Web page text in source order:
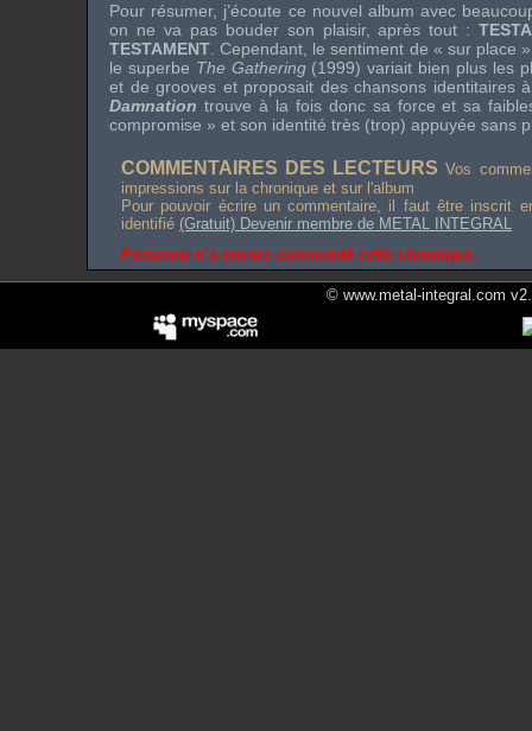
Pour résumer, j’écoute ce nouvel album avec
on ne va pas bouder son plaisir, après tout :
TESTAMENT . Cependant, le sentiment de « sur place
le superbe The Gathering (1999) variait bien plus les
et de grooves et proposait des chansons identitaires
Damnation trouve à la fois donc sa force et sa
compromise » et son identité très (trop) appuyée sans
COMMENTAIRES DES LECTEURS Vos
impressions sur la chronique et sur l'album
Pour pouvoir écrire un commentaire, il faut être inscrit
identifié (Gratuit) Devenir membre de METAL INTEGRAL
Personne n'a encore commenté cette chronique.
© www.metal-integral.com